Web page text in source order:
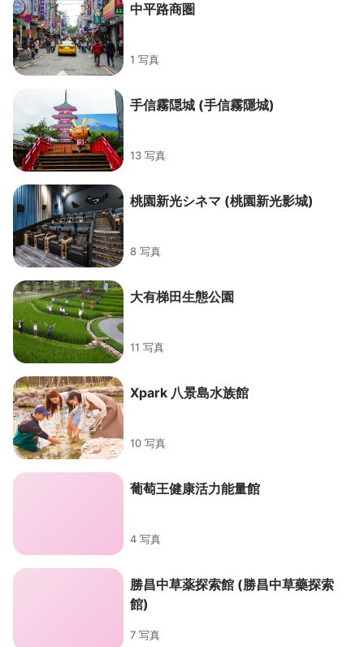
中平路商圏
1 写真
手信霧隠城 (手信霧隱城)
13 写真
桃園新光シネマ (桃園新光影城)
8 写真
大有梯田生態公園
11 写真
Xpark 八景島水族館
10 写真
葡萄王健康活力能量館
4 写真
勝昌中草薬探索館 (勝昌中草藥探索
館)
7 写真